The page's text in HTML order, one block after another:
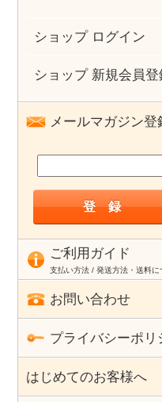
ショップ ログイン
ショップ 新規会員登
メールマガジン登
ご利用ガイド
支払い方法 / 発送方法・送料
お問い合わせ
プライバシーポリ
はじめてのお客様へ